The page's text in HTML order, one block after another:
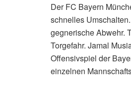
Der FC Bayern
schnelles
gegnerische Abwehr.
Torgefahr. Jamal
Offensivspiel der
einzelnen